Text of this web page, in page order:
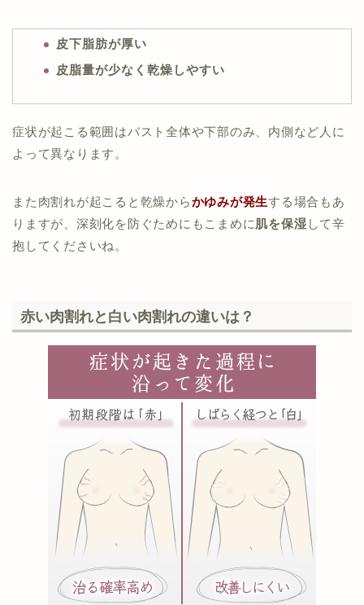
皮下脂肪が厚い
皮脂量が少なく乾燥しやすい
症状が起こる範囲はバスト全体や下部のみ、内側など人に
よって異なります。
また肉割れが起こると乾燥からかゆみが発生する場合もあ
りますが、深刻化を防ぐためにもこまめに肌を保湿 して辛
抱してくださいね。
赤い肉割れと白い肉割れの違いは？